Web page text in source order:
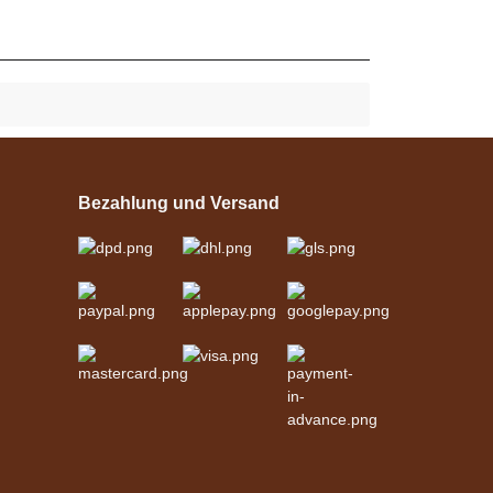
Bezahlung und Versand